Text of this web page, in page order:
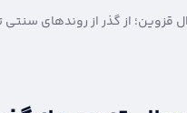
قزوین؛ از گذر از روندهای